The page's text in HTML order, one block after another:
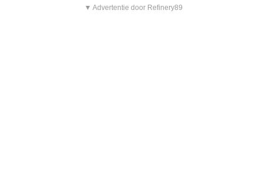
▼ Advertentie door Refinery89